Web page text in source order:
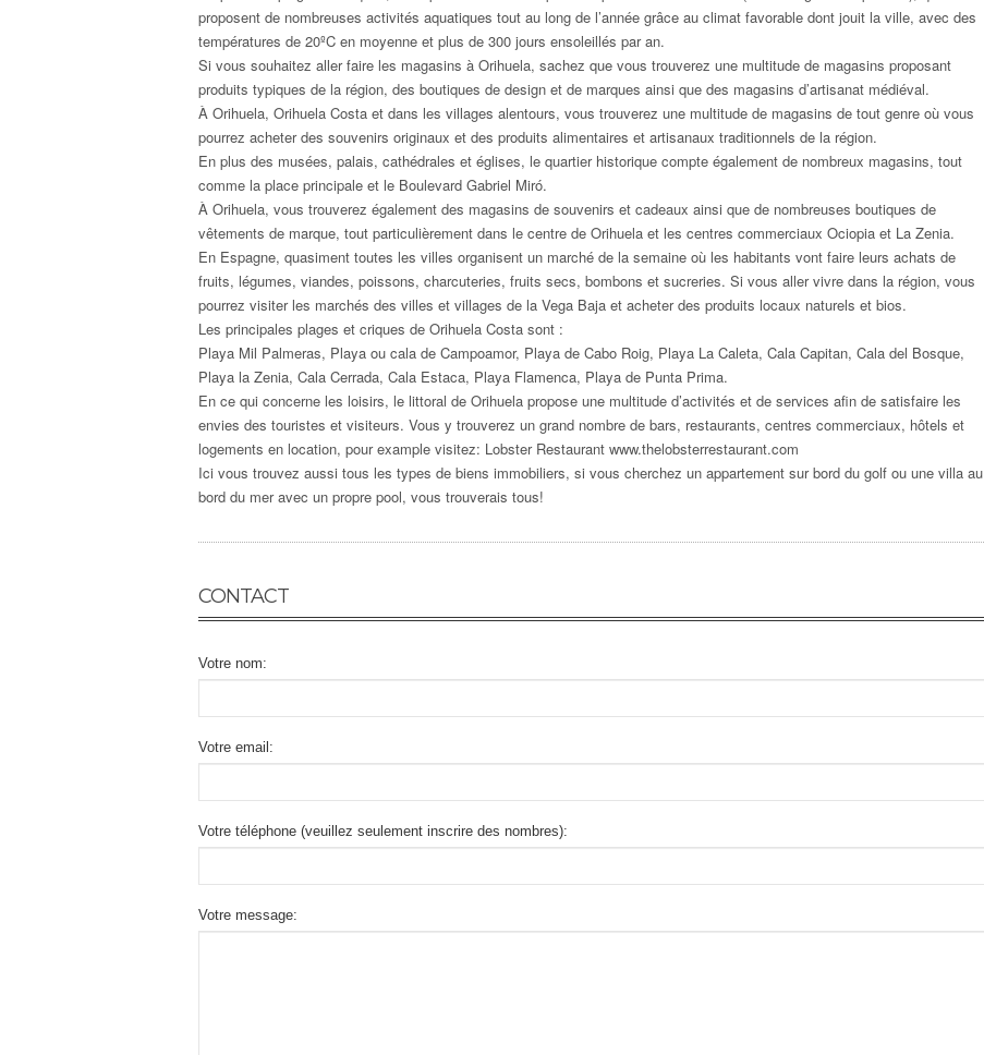
proposent de nombreuses activités aquatiques tout au long de l’année grâce au climat favorable dont jouit la ville, avec des
températures de 20ºC en moyenne et plus de 300 jours ensoleillés par an.
Si vous souhaitez aller faire les magasins à Orihuela, sachez que vous trouverez une multitude de magasins proposant
produits typiques de la région, des boutiques de design et de marques ainsi que des magasins d’artisanat médiéval.
À Orihuela, Orihuela Costa et dans les villages alentours, vous trouverez une multitude de magasins de tout genre où vous
pourrez acheter des souvenirs originaux et des produits alimentaires et artisanaux traditionnels de la région.
En plus des musées, palais, cathédrales et églises, le quartier historique compte également de nombreux magasins, tout
comme la place principale et le Boulevard Gabriel Miró.
À Orihuela, vous trouverez également des magasins de souvenirs et cadeaux ainsi que de nombreuses boutiques de
vêtements de marque, tout particulièrement dans le centre de Orihuela et les centres commerciaux Ociopia et La Zenia.
En Espagne, quasiment toutes les villes organisent un marché de la semaine où les habitants vont faire leurs achats de
fruits, légumes, viandes, poissons, charcuteries, fruits secs, bombons et sucreries. Si vous aller vivre dans la région, vous
pourrez visiter les marchés des villes et villages de la Vega Baja et acheter des produits locaux naturels et bios.
Les principales plages et criques de Orihuela Costa sont :
Playa Mil Palmeras, Playa ou cala de Campoamor, Playa de Cabo Roig, Playa La Caleta, Cala Capitan, Cala del Bosque,
Playa la Zenia, Cala Cerrada, Cala Estaca, Playa Flamenca, Playa de Punta Prima.
En ce qui concerne les loisirs, le littoral de Orihuela propose une multitude d’activités et de services afin de satisfaire les
envies des touristes et visiteurs. Vous y trouverez un grand nombre de bars, restaurants, centres commerciaux, hôtels et
logements en location, pour example visitez: Lobster Restaurant www.thelobsterrestaurant.com
Ici vous trouvez aussi tous les types de biens immobiliers, si vous cherchez un appartement sur bord du golf ou une villa au
bord du mer avec un propre pool, vous trouverais tous!
CONTACT
Votre nom:
Votre email:
Votre téléphone (veuillez seulement inscrire des nombres):
Votre message: